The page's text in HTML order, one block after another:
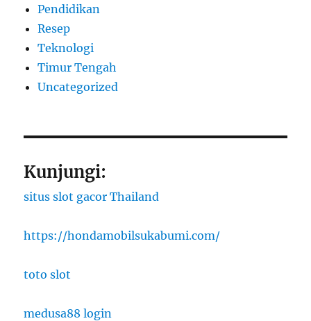
Pendidikan
Resep
Teknologi
Timur Tengah
Uncategorized
Kunjungi:
situs slot gacor Thailand
https://hondamobilsukabumi.com/
toto slot
medusa88 login